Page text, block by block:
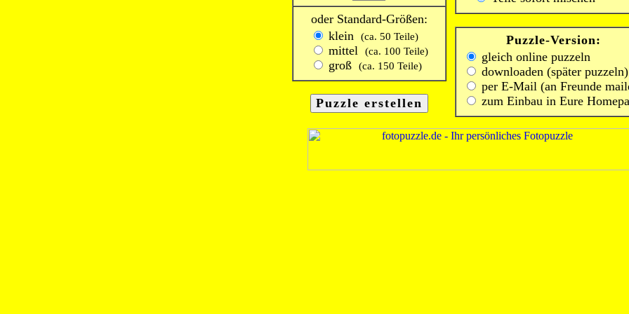
oder Standard-Größen:
klein
(ca. 50 Teile)
mittel (ca. 100 Teile)
groß (ca. 150 Teile)
Puzzle-Version:
gleich online puzzeln
downloaden (später puzzeln)
per E-Mail (an Freunde
zum Einbau in Eure